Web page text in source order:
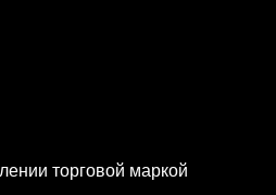
торговой маркой